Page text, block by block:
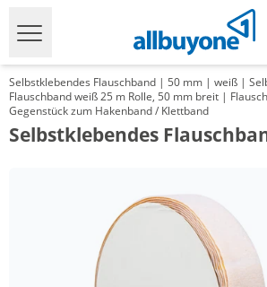
Selbstklebendes Flauschband | 50 mm | weiß |
Flauschband weiß 25 m Rolle, 50 mm breit |
Gegenstück zum Hakenband / Klettband
Selbstklebendes